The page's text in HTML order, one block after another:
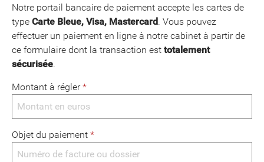
Notre portail bancaire de paiement accepte les cartes de
type Carte Bleue, Visa, Mastercard. Vous pouvez
effectuer un paiement en ligne à notre cabinet à partir de
ce formulaire dont la transaction est totalement
sécurisée.
Montant à régler*
Objet du paiement *